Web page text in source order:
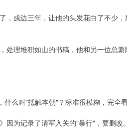
，戍边三年，让他的头发花白了不少
处理堆积如山的书稿，他和另一位总
么叫"抵触本朝"？标准很模糊，完全看
为记录了清军入关的"暴行"，要删改。